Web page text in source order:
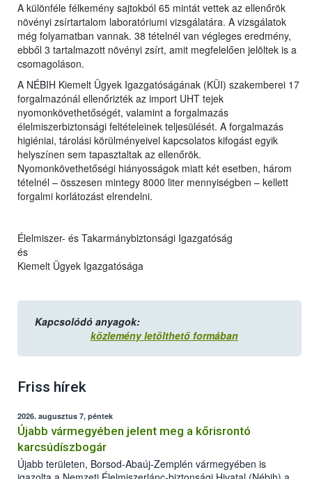
A különféle félkemény sajtokból 65 mintát vettek az ellenőrök
növényi zsírtartalom laboratóriumi vizsgálatára. A vizsgálatok
még folyamatban vannak. 38 tételnél van végleges eredmény,
ebből 3 tartalmazott növényi zsírt, amit megfelelően jelöltek is a
csomagoláson.
A NÉBIH Kiemelt Ügyek Igazgatóságának (KÜI) szakemberei 17
forgalmazónál ellenőrizték az import UHT tejek
nyomonkövethetőségét, valamint a forgalmazás
élelmiszerbiztonsági feltételeinek teljesülését. A forgalmazás
higiéniai, tárolási körülményeivel kapcsolatos kifogást egyik
helyszínen sem tapasztaltak az ellenőrök.
Nyomonkövethetőségi hiányosságok miatt két esetben, három
tételnél – összesen mintegy 8000 liter mennyiségben – kellett
forgalmi korlátozást elrendelni.
Élelmiszer- és Takarmánybiztonsági Igazgatóság
és
Kiemelt Ügyek Igazgatósága
Kapcsolódó anyagok:
közlemény letölthető formában
Friss hírek
2026. augusztus 7, péntek
Újabb vármegyében jelent meg a kőrisrontó
karcsúdíszbogár
Újabb területen, Borsod-Abaúj-Zemplén vármegyében is